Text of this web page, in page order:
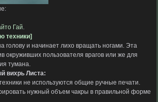
Гай.
техники]
голову и начинает лихо вращать ногами. Эта
окруживших пользователя врагов или же для
тумана.
вихрь Листа:
не используются общие ручные печати.
нужный объем чакры в правильной форме